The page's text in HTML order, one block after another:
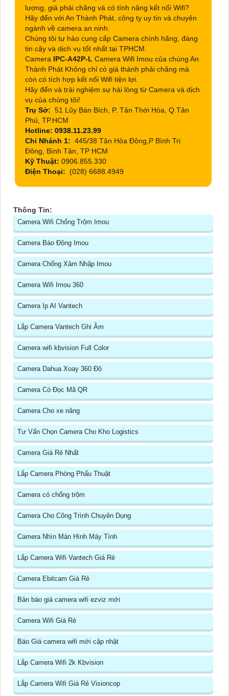
lượng, giá phải chăng và có tính năng kết nối Wifi?
Hãy đến với An Thành Phát, công ty uy tín và chuyên
ngành về camera an ninh.
Chúng tôi tự hào cung cấp Camera chính hãng, đáng
tin cậy và dịch vụ tốt nhất tại TPHCM.
Camera IPC-A42P-L Camera Wifi Imou của chúng An
Thành Phát Không chỉ có giá thành phải chăng mà
còn có tích hợp kết nối Wifi tiện lợi.
Hãy đến và trải nghiệm sự hài lòng từ Camera và dịch
vụ của chúng tôi!
Trụ Sở: 51 Lũy Bán Bích, P. Tân Thới Hòa, Q.Tân
Phú, TP.HCM
Hotline: 0938.11.23.99
Chi Nhánh 1: 445/38 Tân Hòa Đông,P Bình Trị
Đông, Bình Tân, TP HCM
Kỹ Thuật: 0906.855.330
Điện Thoại: (028) 6688.4949
Thông Tin:
Camera Wifi Chống Trộm Imou
Camera Báo Động Imou
Camera Chống Xâm Nhập Imou
Camera Wifi Imou 360
Camera Ip AI Vantech
Lắp Camera Vantech Ghi Âm
Camera wifi kbvision Full Color
Camera Dahua Xoay 360 Độ
Camera Có Đọc Mã QR
Camera Cho xe nâng
Tư Vấn Chọn Camera Cho Kho Logistics
Camera Giá Rẻ Nhất
Lắp Camera Phòng Phẩu Thuật
Camera có chống trộm
Camera Cho Công Trình Chuyên Dụng
Camera Nhìn Màn Hình Máy Tính
Lắp Camera Wifi Vantech Giá Rẻ
Camera Ebitcam Giá Rẻ
Bản báo giá camera wifi ezviz mới
Camera Wifi Giá Rẻ
Báo Giá camera wifi mới cập nhật
Lắp Camera Wifi 2k Kbvision
Lắp Camera Wifi Giá Rẻ Visioncop